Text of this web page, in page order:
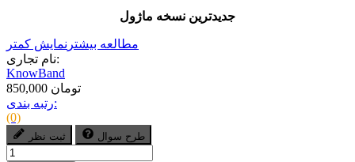
جدیدترین نسخه ماژول
مطالعه بیشتر نمایش کمتر
نام تجاری:
KnowBand
850,000 تومان
رتبه بندی:
(0)
ثبت نظر طرح سوال